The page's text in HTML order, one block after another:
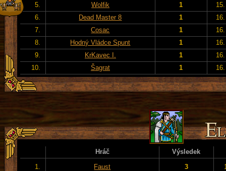
5.
Wolfik 1
6.
Dead Master 8 1
7.
Cosac 1
8.
Hodný Vládce Spunt 1
9.
KrKavec I. 1
10.
Šagrat 1
Hráč
Výsledek
1.
Faust 3